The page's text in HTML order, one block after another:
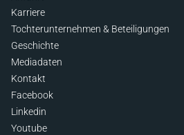
Karriere
Tochterunternehmen & Beteiligungen
Geschichte
Mediadaten
Kontakt
Facebook
Linkedin
Youtube